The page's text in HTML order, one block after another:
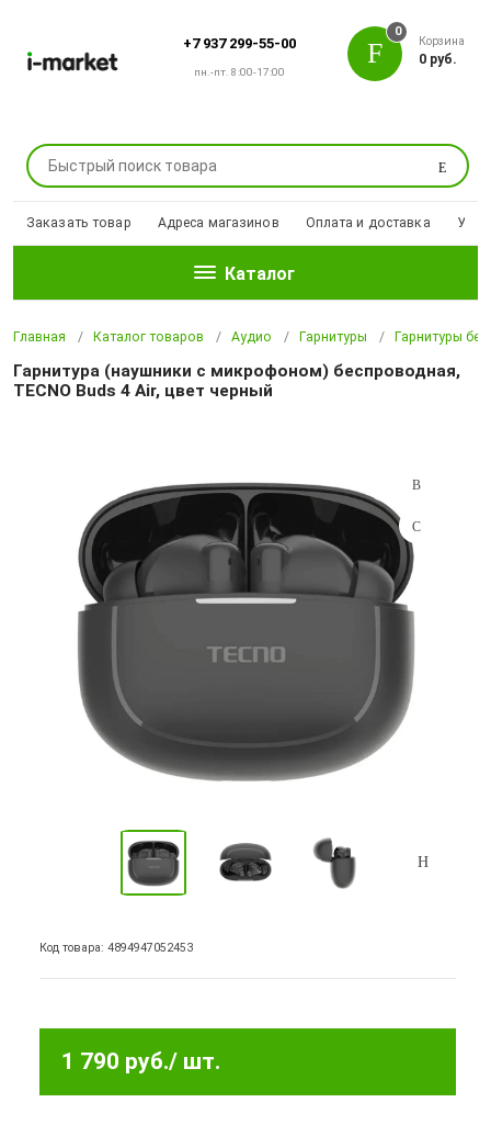
+7 937 299-55-00
пн.-пт. 8:00-17:00
Поиск
0
Корзина
0 руб.
Заказать товар Адреса магазинов Оплата и доставка
Каталог
Главная Каталог товаров Аудио Гарнитуры Гарнитуры
Гарнитура (наушники с микрофоном) беспроводная,
TECNO Buds 4 Air, цвет черный
Код товара: 4894947052453
1 790 руб./ шт.